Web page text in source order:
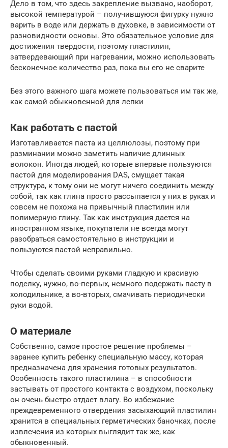
Дело в том, что здесь закрепление вызвано, наоборот,
высокой температурой – получившуюся фигурку нужно
варить в воде или держать в духовке, в зависимости от
разновидности основы. Это обязательное условие для
достижения твердости, поэтому пластилин,
затвердевающий при нагревании, можно использовать
бесконечное количество раз, пока вы его не сварите
Без этого важного шага можете пользоваться им так же,
как самой обыкновенной для лепки
Как работать с пастой
Изготавливается паста из целлюлозы, поэтому при
разминании можно заметить наличие длинных
волокон. Иногда людей, которые впервые пользуются
пастой для моделирования DAS, смущает такая
структура, к тому они не могут ничего соединить между
собой, так как глина просто рассыпается у них в руках и
совсем не похожа на привычный пластилин или
полимерную глину. Так как инструкция дается на
иностранном языке, покупатели не всегда могут
разобраться самостоятельно в инструкции и
пользуются пастой неправильно.
Чтобы сделать своими руками гладкую и красивую
поделку, нужно, во-первых, немного подержать пасту в
холодильнике, а во-вторых, смачивать периодически
руки водой.
О материале
Собственно, самое простое решение проблемы –
заранее купить ребенку специальную массу, которая
предназначена для хранения готовых результатов.
Особенность такого пластилина – в способности
застывать от простого контакта с воздухом, поскольку
он очень быстро отдает влагу. Во избежание
преждевременного отвердения засыхающий пластилин
хранится в специальных герметических баночках, после
извлечения из которых выглядит так же, как
обыкновенный.